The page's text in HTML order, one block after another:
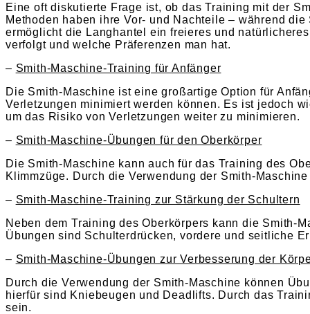
Eine oft diskutierte Frage ist, ob das Training mit der
Methoden haben ihre Vor- und Nachteile – während
ermöglicht die Langhantel ein freieres und
verfolgt und welche Präferenzen man hat.
– Smith-Maschine-Training für Anfänger
Die Smith-Maschine ist eine großartige Option für
Verletzungen minimiert werden können. Es ist jedoch
um das Risiko von Verletzungen weiter zu minimieren.
– Smith-Maschine-Übungen für den Oberkörper
Die Smith-Maschine kann auch für das Training des
Klimmzüge. Durch die Verwendung der Smith-
– Smith-Maschine-Training zur Stärkung der Schultern
Neben dem Training des Oberkörpers kann die Smith-
Übungen sind Schulterdrücken, vordere und seitliche
– Smith-Maschine-Übungen zur Verbesserung der
Durch die Verwendung der Smith-Maschine können
hierfür sind Kniebeugen und Deadlifts. Durch das
sein.